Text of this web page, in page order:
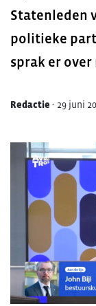
Statenleden
politieke
sprak er over
Redactie - 29 juni